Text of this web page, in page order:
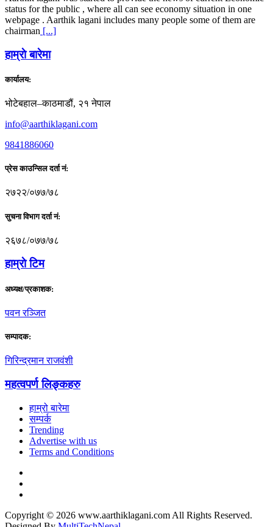
status for the public , where all can see economy situation in one
webpage . Aarthik lagani includes many people some of them are
chairman [...]
हाम्राे बारेमा
कार्यालय:
भोटेबहाल–काठमाडौं, २१ नेपाल
info@aarthiklagani.com
9841886060
प्रेस काउन्सिल दर्ता नं:
२७२२/०७७/७८
सुचना विभाग दर्ता नं:
२६७८/०७७/७८
हाम्राे टिम
अध्यक्ष/प्रकाशक:
पवन रञ्जित
सम्पादक:
गिरिन्द्रमान राजवंशी
महत्वपर्ण लिङ्कहरु
हाम्रो बारेमा
सम्पर्क
Trending
Advertise with us
Terms and Conditions
Copyright © 2026 www.aarthiklagani.com All Rights Reserved.